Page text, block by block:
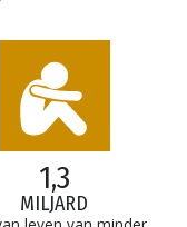
1,3
MILJARD